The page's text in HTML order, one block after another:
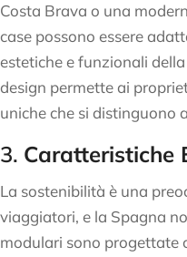
Costa Brava o una
case possono essere
estetiche e funzionali
design permette ai
uniche che si distinguono
3. Caratteristiche
La sostenibilità è una
viaggiatori, e la Spagna
modulari sono progettate